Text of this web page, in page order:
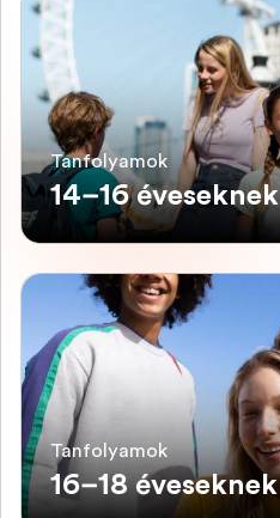
Tanfolyamok
14–16 éveseknek
Tanfolyamok
16–18 éveseknek